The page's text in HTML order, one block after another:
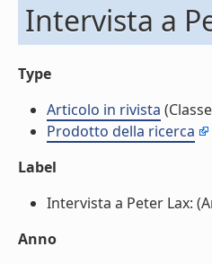
Intervista a
Type
Articolo in rivista
Prodotto della ricerca
Label
Intervista a Peter Lax:
Anno